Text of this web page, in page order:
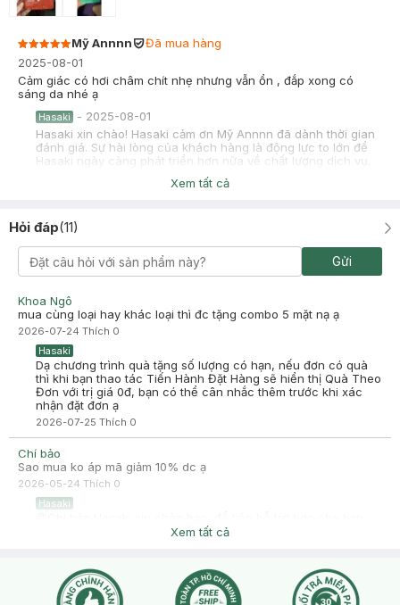
Mỹ Annnn
Đã mua hàng
2025-08-01
Cảm giác có hơi châm chít nhẹ nhưng vẫn ổn , đắp xong có
sáng da nhé ạ
Hasaki - 2025-08-01
Hasaki xin chào! Hasaki cảm ơn Mỹ Annnn đã dành thời gian
đánh giá. Sự hài lòng của khách hàng là động lực to lớn để
Hasaki ngày càng phát triển hơn nữa về chất lượng dịch vụ.
Cảm ơn bạn đã tin tưởng và mua sắm tại Hasaki!
Chị Ly
Đã mua hàng
2024-05-30
Trộm vía sài em này hợp!! Sài xong thấy mát mịn mặt em này nếu
mà ai đang tình trạng mụn xưng nhẹ thì sài ổn nha
Hasaki -2024-05-30
Hasaki cảm ơn bạn đã luôn tin tưởng và lựa chọn sản phẩm
của Hasaki. Chúc bạn luôn tươi trẻ nhé
Xem tất cả
Hỏi đáp(11)
Gửi
Khoa Ngô
mua cùng loại hay khác loại thì đc tặng combo 5 mặt nạ ạ
2026-07-24 Thích 0
Hasaki
Dạ chương trình quà tặng số lượng có hạn, nếu đơn có quà
thì khi bạn thao tác Tiến Hành Đặt Hàng sẽ hiển thị Quà Theo
Đơn với trị giá 0đ, bạn có thể cân nhắc thêm trước khi xác
nhận đặt đơn ạ
2026-07-25 Thích 0
Chí bảo
Sao mua ko áp mã giảm 10% dc ạ
2026-05-24 Thích 0
Hasaki
bạn vào mục chat để bên mình tư vấn trực tiếp nhé !
Đặt nguyên xuân vàng với mặt nạ foodaholic có áp mã dc ko
Xem tất cả